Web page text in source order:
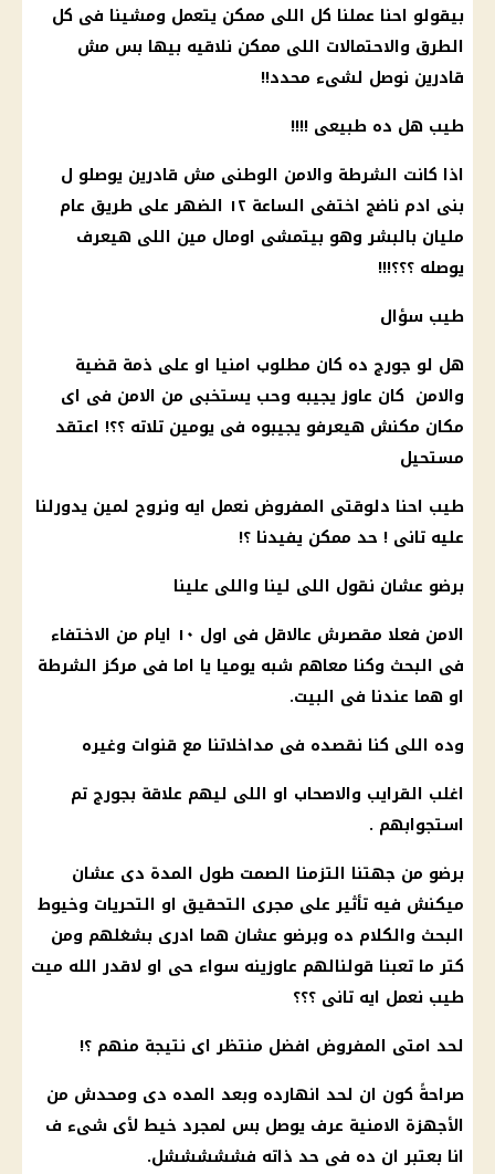
بيقولو احنا عملنا كل اللى ممكن يتعمل ومشينا فى كل
الطرق والاحتمالات اللى ممكن نلاقيه بيها بس مش
قادرين نوصل لشىء محدد!!
طيب هل ده طبيعى !!!!
اذا كانت الشرطة والامن الوطنى مش قادرين يوصلو ل
بنى ادم ناضج اختفى الساعة ١٢ الضهر على طريق عام
مليان بالبشر وهو بيتمشى اومال مين اللى هيعرف
يوصله ؟؟؟!!!
طيب سؤال
هل لو جورج ده كان مطلوب امنيا او على ذمة قضية
والامن كان عاوز يجيبه وحب يستخبى من الامن فى اى
مكان مكنش هيعرفو يجيبوه فى يومين تلاته ؟؟! اعتقد
مستحيل
طيب احنا دلوقتى المفروض نعمل ايه ونروح لمين يدورلنا
عليه تانى ! حد ممكن يفيدنا ؟!
برضو عشان نقول اللى لينا واللى علينا
الامن فعلا مقصرش عالاقل فى اول ١٠ ايام من الاختفاء
فى البحث وكنا معاهم شبه يوميا يا اما فى مركزالشرطة
او هما عندنا فى البيت.
وده اللى كنا نقصده فى مداخلاتنا مع قنوات وغيره
اغلب القرايب والاصحاب او اللى ليهم علاقة بجورج تم
استجوابهم .
برضو من جهتنا التزمنا الصمت طول المدة دى عشان
ميكنش فيه تأثير على مجرى التحقيق او التحريات وخيوط
البحث والكلام ده وبرضو عشان هما ادرى بشغلهم ومن
كتر ما تعبنا قولنالهم عاوزينه سواء حى او لاقدر الله ميت
طيب نعمل ايه تانى ؟؟؟
لحد امتى المفروض افضل منتظر اى نتيجة منهم ؟!
صراحةً كون ان لحد انهارده وبعد المده دى ومحدش من
الأجهزة الامنية عرف يوصل بس لمجرد خيط لأى شىء ف
انا بعتبر ان ده فى حد ذاته فشششششل.